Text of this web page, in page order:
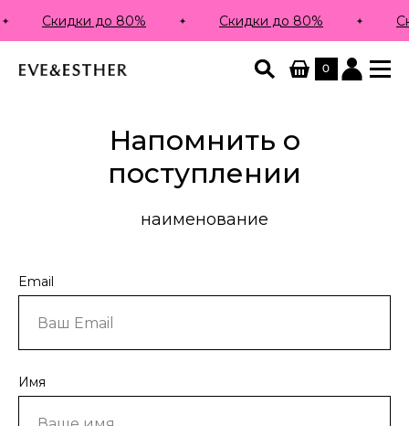
0
Скидки до 80% Скидки до 80%
Напомнить о
поступлении
наименование
Email
Имя